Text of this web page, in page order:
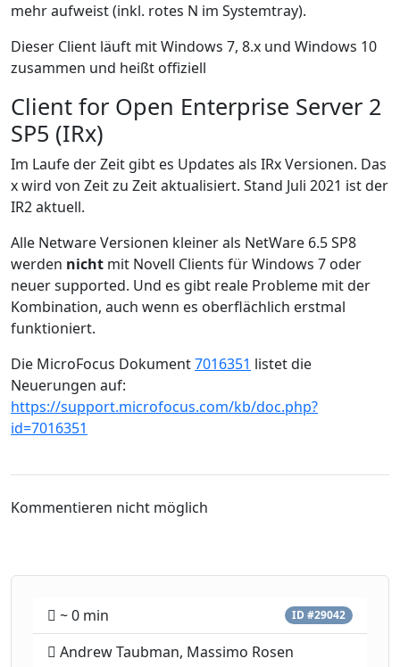
mehr aufweist (inkl. rotes N im Systemtray).
Dieser Client läuft mit Windows 7, 8.x und Windows 10
zusammen und heißt offiziell
Client for Open Enterprise Server 2
SP5 (IRx)
Im Laufe der Zeit gibt es Updates als IRx Versionen. Das
x wird von Zeit zu Zeit aktualisiert. Stand Juli 2021 ist der
IR2 aktuell.
Alle Netware Versionen kleiner als NetWare 6.5 SP8
werden nicht mit Novell Clients für Windows 7 oder
neuer supported. Und es gibt reale Probleme mit der
Kombination, auch wenn es oberflächlich erstmal
funktioniert.
Die MicroFocus Dokument7016351 listet die
Neuerungen auf:
https://support.microfocus.com/kb/doc.php?
id=7016351
Kommentieren nicht möglich
~ 0 min ID #29042
Andrew Taubman, Massimo Rosen